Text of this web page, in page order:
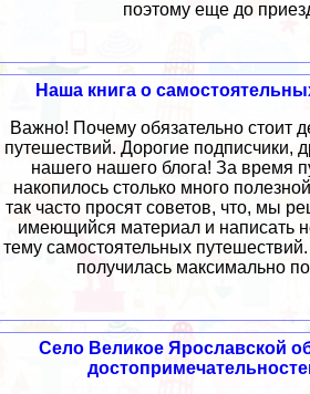
поэтому еще до
Наша книга о
Важно! Почему обязательно стоит
путешествий. Дорогие подписчики,
нашего нашего блога! За время
накопилось столько много
так часто просят советов, что, мы
имеющийся материал и написать
тему самостоятельных
получилась максимально
Село Великое Ярославской